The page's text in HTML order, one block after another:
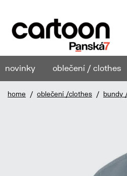
novinky oblečení / clothes
home / oblečení /clothes / bundy